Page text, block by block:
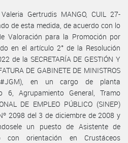
Gertrudis MANGO, CUIL 27-
de esta medida, de acuerdo con lo
Valoración para la Promoción por
en el artículo 2° de la Resolución
de la SECRETARÍA DE GESTIÓN Y
DE GABINETE DE MINISTROS
en un cargo de planta
6, Agrupamiento General, Tramo
DE EMPLEO PÚBLICO (SINEP)
2098 del 3 de diciembre de 2008 y
un puesto de Asistente de
con orientación en Crustáceos